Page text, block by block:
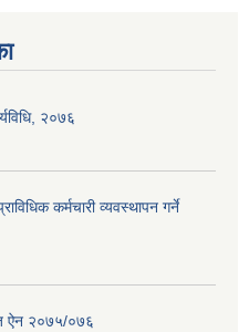
२०७६
कर्मचारी व्यवस्थापन गर्ने
ऐन २०७५/०७६